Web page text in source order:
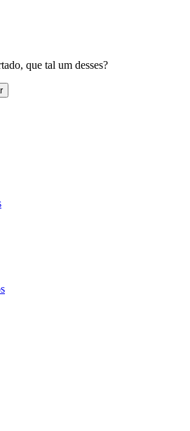
que tal um desses?